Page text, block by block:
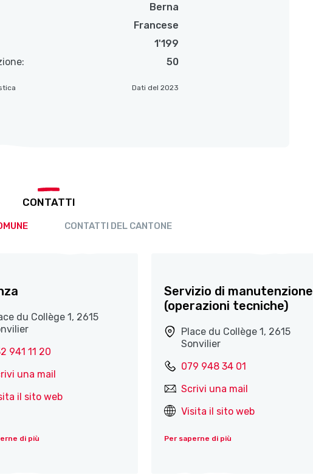
Berna
Francese
1'199
50
Dati del 2023
CONTATTI
CONTATTI DEL CANTONE
du Collège 1, 2615
941 11 20
una mail
il sito web
di più
Servizio di manutenzione
(operazioni tecniche)
Place du Collège 1, 2615
Sonvilier
079 948 34 01
Scrivi una mail
Visita il sito web
Per saperne di più